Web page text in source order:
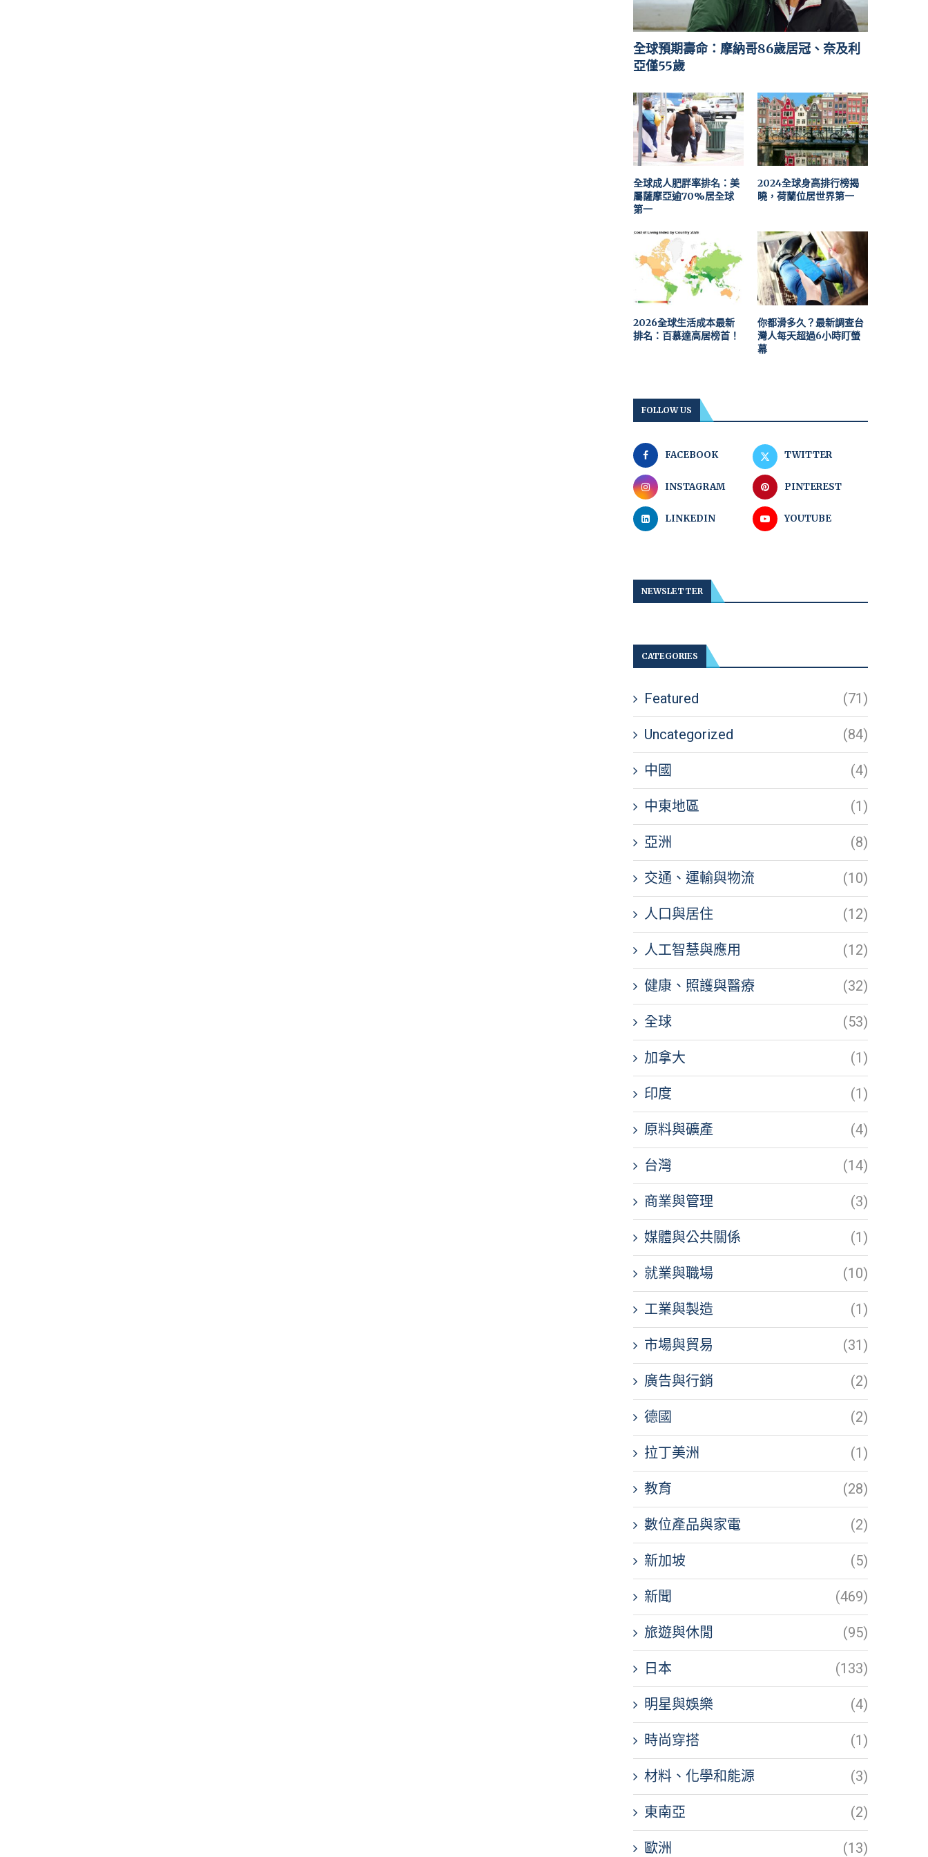
全球預期壽命：摩納哥86歲居冠、奈及利
亞僅55歲
全球成人肥胖率排名：美
屬薩摩亞逾70%居全球
第一
2024全球身高排行榜揭
曉，荷蘭位居世界第一
2026全球生活成本最新
排名：百慕達高居榜首！
你都滑多久？最新調查台
灣人每天超過6小時盯螢
幕
FOLLOW US
FACEBOOK TWITTER
INSTAGRAM PINTEREST
LINKEDIN YOUTUBE
NEWSLETTER
CATEGORIES
Featured (71)
Uncategorized (84)
中國 (4)
中東地區 (1)
亞洲 (8)
交通、運輸與物流 (10)
人口與居住 (12)
人工智慧與應用 (12)
健康、照護與醫療 (32)
全球 (53)
加拿大 (1)
印度 (1)
原料與礦產 (4)
台灣 (14)
商業與管理 (3)
媒體與公共關係 (1)
就業與職場 (10)
工業與製造 (1)
市場與貿易 (31)
廣告與行銷 (2)
德國 (2)
拉丁美洲 (1)
教育 (28)
數位產品與家電 (2)
新加坡 (5)
新聞 (469)
旅遊與休閒 (95)
日本 (133)
明星與娛樂 (4)
時尚穿搭 (1)
材料、化學和能源 (3)
東南亞 (2)
歐洲 (13)